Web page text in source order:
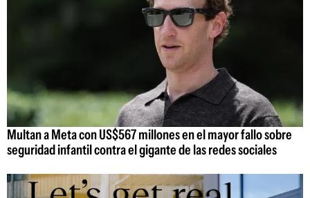
Multan a Meta con US$567 millones en el mayor fallo sobre
seguridad infantil contra el gigante de las redes sociales